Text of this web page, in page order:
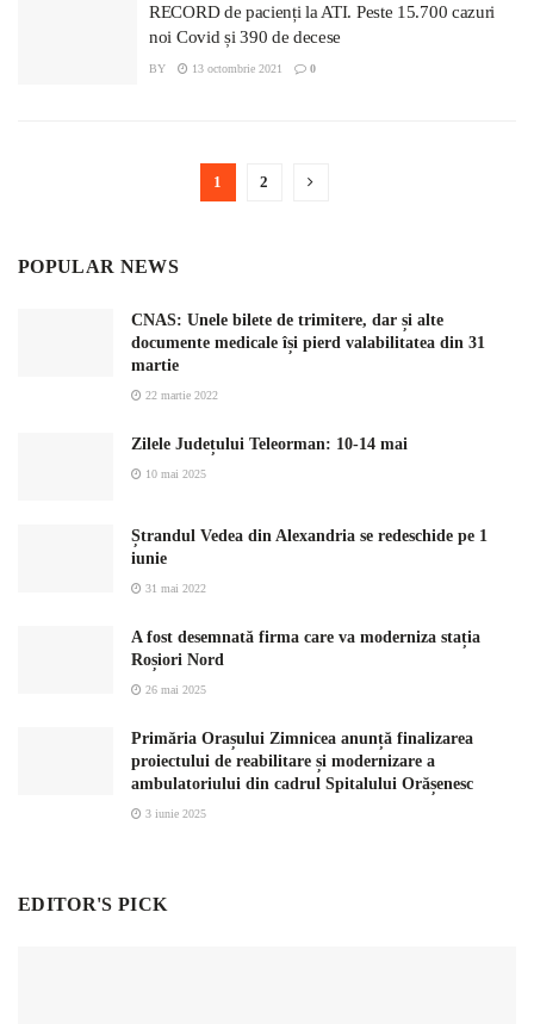
RECORD de pacienți la ATI. Peste 15.700 cazuri
noi Covid și 390 de decese
BY 13 octombrie 2021 0
1 2
POPULAR NEWS
CNAS: Unele bilete de trimitere, dar și alte
documente medicale își pierd valabilitatea din 31
martie
22 martie 2022
Zilele Județului Teleorman: 10-14 mai
10 mai 2025
Ștrandul Vedea din Alexandria se redeschide pe 1
iunie
31 mai 2022
A fost desemnată firma care va moderniza stația
Roșiori Nord
26 mai 2025
Primăria Orașului Zimnicea anunță finalizarea
proiectului de reabilitare și modernizare a
ambulatoriului din cadrul Spitalului Orășenesc
3 iunie 2025
EDITOR'S PICK